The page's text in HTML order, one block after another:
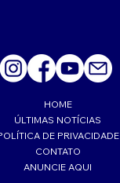
HOME
ÚLTIMAS NOTÍCIAS
DE PRIVACIDADE
CONTATO
ANUNCIE AQUI